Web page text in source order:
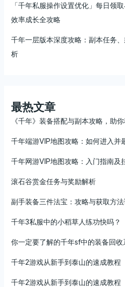
「千年私服操作设置优化」每日领
效率成长全攻略
千年一层版本深度攻略：副本任务
析
最热文章
《千年》装备搭配与副本攻略，助你
千年端游VIP地图攻略：如何进入并
千年网游VIP地图攻略：入门指南及
滚石谷赏金任务与奖励解析
副手装备三件法宝：攻略与获取方
千年3私服中的小稻草人练功快吗？
你一定要了解的千年sf中的装备回收
千年2游戏从新手到泰山的速成教程
千年2游戏从新手到泰山的速成教程